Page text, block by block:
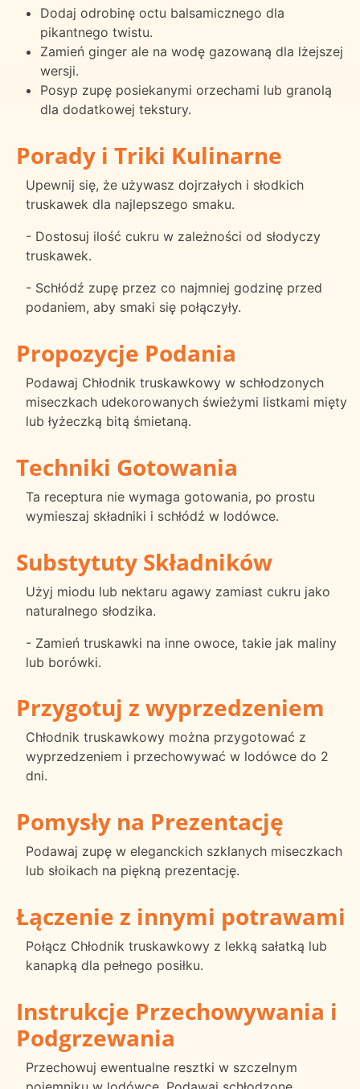
Dodaj odrobinę octu balsamicznego dla
pikantnego twistu.
Zamień ginger ale na wodę gazowaną dla lżejszej
wersji.
Posyp zupę posiekanymi orzechami lub granolą
dla dodatkowej tekstury.
Porady i Triki Kulinarne
Upewnij się, że używasz dojrzałych i słodkich
truskawek dla najlepszego smaku.
- Dostosuj ilość cukru w zależności od słodyczy
truskawek.
- Schłódź zupę przez co najmniej godzinę przed
podaniem, aby smaki się połączyły.
Propozycje Podania
Podawaj Chłodnik truskawkowy w schłodzonych
miseczkach udekorowanych świeżymi listkami mięty
lub łyżeczką bitą śmietaną.
Techniki Gotowania
Ta receptura nie wymaga gotowania, po prostu
wymieszaj składniki i schłódź w lodówce.
Substytuty Składników
Użyj miodu lub nektaru agawy zamiast cukru jako
naturalnego słodzika.
- Zamień truskawki na inne owoce, takie jak maliny
lub borówki.
Przygotuj z wyprzedzeniem
Chłodnik truskawkowy można przygotować z
wyprzedzeniem i przechowywać w lodówce do 2
dni.
Pomysły na Prezentację
Podawaj zupę w eleganckich szklanych miseczkach
lub słoikach na piękną prezentację.
Łączenie z innymi potrawami
Połącz Chłodnik truskawkowy z lekką sałatką lub
kanapką dla pełnego posiłku.
Instrukcje Przechowywania i
Podgrzewania
Przechowuj ewentualne resztki w szczelnym